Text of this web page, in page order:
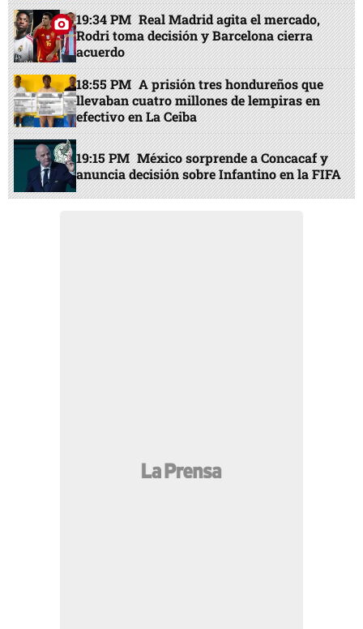
19:34 PM Real Madrid agita el mercado,
Rodri toma decisión y Barcelona cierra
acuerdo
18:55 PM A prisión tres hondureños que
llevaban cuatro millones de lempiras en
efectivo en La Ceiba
19:15 PM México sorprende a Concacaf y
anuncia decisión sobre Infantino en la FIFA